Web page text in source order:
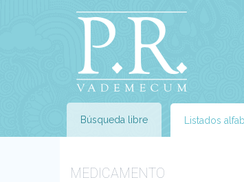
Búsqueda libre Listados
MEDICAMENTO